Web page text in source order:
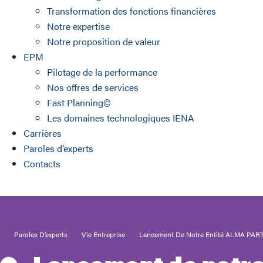
Transformation des fonctions financières
Notre expertise
Notre proposition de valeur
EPM
Pilotage de la performance
Nos offres de services
Fast Planning©
Les domaines technologiques IENA
Carrières
Paroles d’experts
Contacts
Paroles D’experts Vie Entreprise Lancement De Notre Entité ALMA